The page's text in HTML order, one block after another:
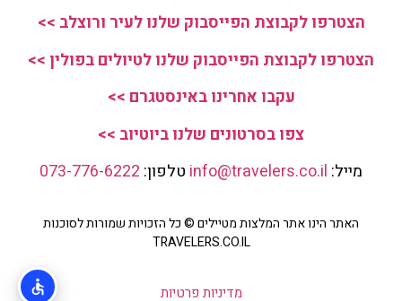
הצטרפו לקבוצת הפייסבוק שלנו לעיר ורוצלב >>
הצטרפו לקבוצת הפייסבוק שלנו לטיולים בפולין >>
עקבו אחרינו באינסטגרם >>
צפו בסרטונים שלנו ביוטיוב >>
מייל:
טלפון: 073-776-6222
האתר הינו אתר המלצות מטיילים © כל הזכויות שמורות לסוכנות
TRAVELERS.CO.IL
מדיניות פרטיות